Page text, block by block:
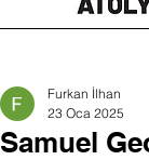
Samuel
Furkan İlhan
23 Oca 2025